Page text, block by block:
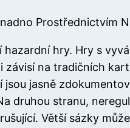
Prostřednictvím
hry. Hry s
závisí na tradičních
jasně
druhou stranu,
Větší sázky